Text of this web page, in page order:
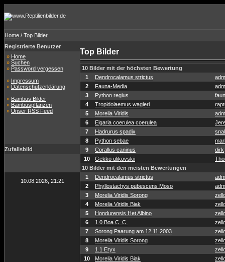
Home / Top Bilder
Registrierte Benutzer
» Home
» Suchen
» Password vergessen
» Impressum
» Datenschutzerklärung
» Bambus Bilder
» Bambuspflanzen
» Unser RSS Feed
Zufallsbild
10.08.2026, 21:21
Top Bilder
10 Bilder mit der höchsten Bewertung
1
Dendrocalamus strictus
2
Fauna-Media
3
Python regius
4
Tropidolaemus wagleri
5
Morelia Viridis
6
Elgaria coerulea coerulea
7
Hadrurus spadix
8
Python sebae
9
Corallus caninus
dirk
10
Gekko ulikovskii
10 Bilder mit den meisten Bewertungen
1
Dendrocalamus strictus
2
Phyllostachys pubescens Moso
3
Morelia Viridis Sorong
4
Morelia Viridis Biak
5
Hondurensis Het Albino
6
1.0 Boa C. C.
7
Sorong Paarung am 12.11.2003
8
Morelia Viridis Sorong
9
1.1 Eryx
10
Morelia Viridis Biak